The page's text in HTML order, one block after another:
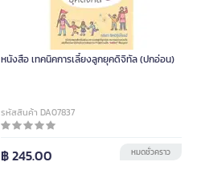
หนังสือ เทคนิคการเลี้ยงลูกยุคดิจิทัล (ปกอ่อน)
รหัสสินค้า DA07837
฿ 245.00 หมดชั่วคราว